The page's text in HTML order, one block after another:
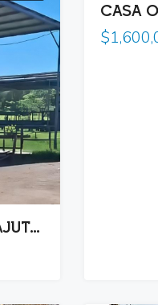
VENTA TERRENO AGRICOLA ACAJUTLA SONSONATE CON HACIENDA GANADERA
CASA